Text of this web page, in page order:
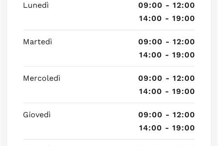
Lunedì
09:00 - 12:00
14:00 - 19:00
Martedì
09:00 - 12:00
14:00 - 19:00
Mercoledì
09:00 - 12:00
14:00 - 19:00
Giovedì
09:00 - 12:00
14:00 - 19:00